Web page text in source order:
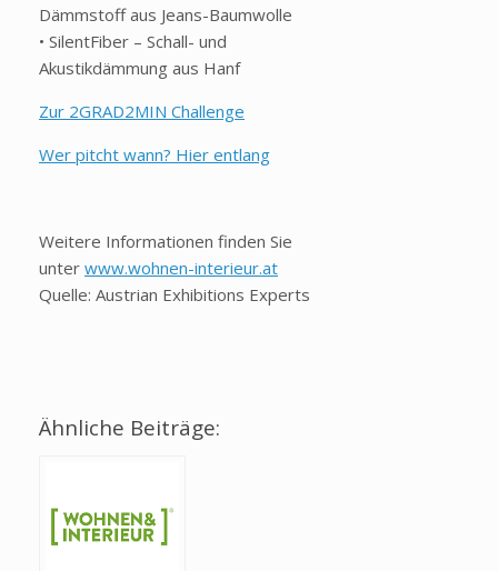
Dämmstoff aus Jeans-Baumwolle
• SilentFiber – Schall- und
Akustikdämmung aus Hanf
Zur 2GRAD2MIN Challenge
Wer pitcht wann? Hier entlang
Weitere Informationen finden Sie
unter www.wohnen-interieur.at
Quelle: Austrian Exhibitions Experts
Ähnliche Beiträge: